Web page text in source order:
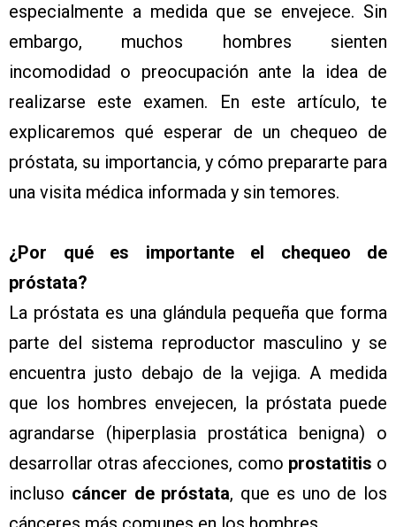
especialmente a medida que se envejece. Sin
embargo, muchos hombres sienten
incomodidad o preocupación ante la idea de
realizarse este examen. En este artículo, te
explicaremos qué esperar de un chequeo de
próstata, su importancia, y cómo prepararte para
una visita médica informada y sin temores.
¿Por qué es importante el chequeo de
próstata?
La próstata es una glándula pequeña que forma
parte del sistema reproductor masculino y se
encuentra justo debajo de la vejiga. A medida
que los hombres envejecen, la próstata puede
agrandarse (hiperplasia prostática benigna) o
desarrollar otras afecciones, como prostatitis o
incluso cáncer de próstata, que es uno de los